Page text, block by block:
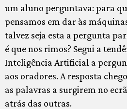
um aluno perguntava: para
pensamos em dar às
talvez seja esta a pergunta
é que nos rimos? Segui a
Inteligência Artificial a
aos oradores. A resposta
as palavras a surgirem no
atrás das outras.